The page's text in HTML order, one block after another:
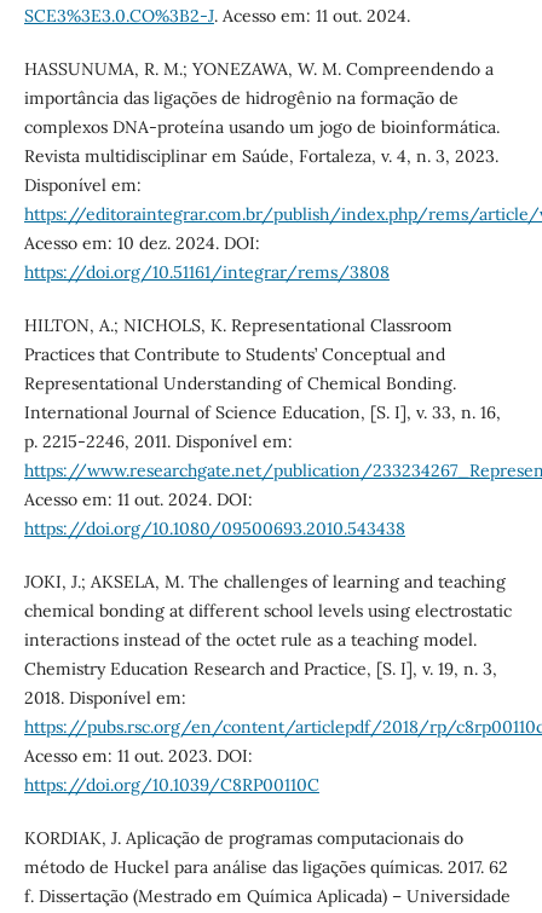
SCE3%3E3.0.CO%3B2-J. Acesso em: 11 out. 2024.
HASSUNUMA, R. M.; YONEZAWA, W. M. Compreendendo a
importância das ligações de hidrogênio na formação de
complexos DNA-proteína usando um jogo de bioinformática.
Revista multidisciplinar em Saúde, Fortaleza, v. 4, n. 3, 2023.
Disponível em:
https://editoraintegrar.com.br/publish/index.php/rems/
Acesso em: 10 dez. 2024. DOI:
https://doi.org/10.51161/integrar/rems/3808
HILTON, A.; NICHOLS, K. Representational Classroom
Practices that Contribute to Students’ Conceptual and
Representational Understanding of Chemical Bonding.
International Journal of Science Education, [S. I], v. 33, n. 16,
p. 2215-2246, 2011. Disponível em:
https://www.researchgate.net/publication/
Acesso em: 11 out. 2024. DOI:
https://doi.org/10.1080/09500693.2010.543438
JOKI, J.; AKSELA, M. The challenges of learning and teaching
chemical bonding at different school levels using electrostatic
interactions instead of the octet rule as a teaching model.
Chemistry Education Research and Practice, [S. I], v. 19, n. 3,
2018. Disponível em:
https://pubs.rsc.org/en/content/articlepdf/2018/rp/
Acesso em: 11 out. 2023. DOI:
https://doi.org/10.1039/C8RP00110C
KORDIAK, J. Aplicação de programas computacionais do
método de Huckel para análise das ligações químicas. 2017. 62
f. Dissertação (Mestrado em Química Aplicada) – Universidade